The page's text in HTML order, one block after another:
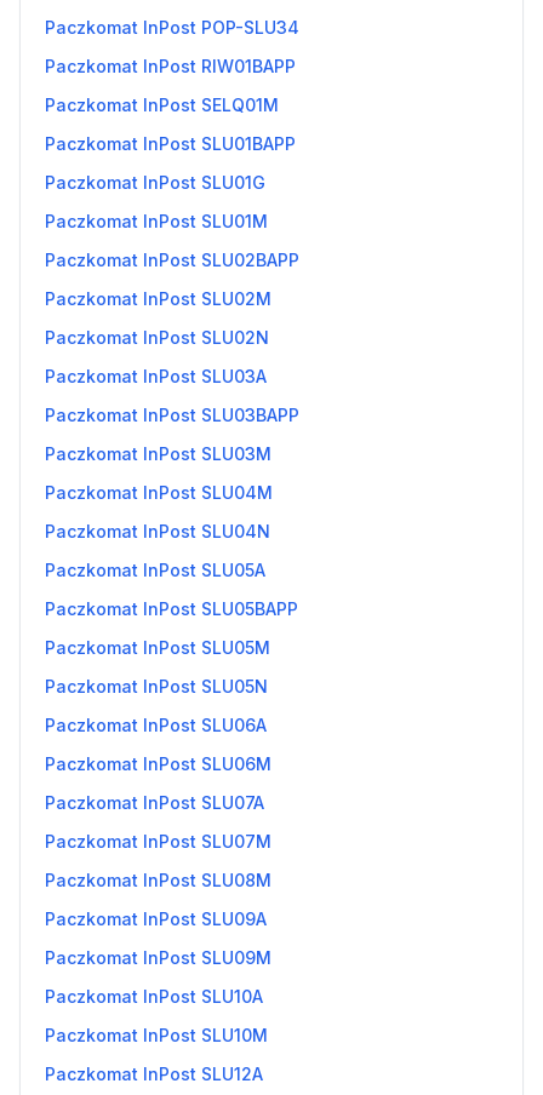
Paczkomat InPost POP-SLU34
Paczkomat InPost RIW01BAPP
Paczkomat InPost SELQ01M
Paczkomat InPost SLU01BAPP
Paczkomat InPost SLU01G
Paczkomat InPost SLU01M
Paczkomat InPost SLU02BAPP
Paczkomat InPost SLU02M
Paczkomat InPost SLU02N
Paczkomat InPost SLU03A
Paczkomat InPost SLU03BAPP
Paczkomat InPost SLU03M
Paczkomat InPost SLU04M
Paczkomat InPost SLU04N
Paczkomat InPost SLU05A
Paczkomat InPost SLU05BAPP
Paczkomat InPost SLU05M
Paczkomat InPost SLU05N
Paczkomat InPost SLU06A
Paczkomat InPost SLU06M
Paczkomat InPost SLU07A
Paczkomat InPost SLU07M
Paczkomat InPost SLU08M
Paczkomat InPost SLU09A
Paczkomat InPost SLU09M
Paczkomat InPost SLU10A
Paczkomat InPost SLU10M
Paczkomat InPost SLU12A